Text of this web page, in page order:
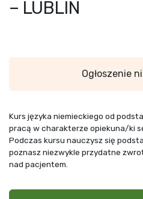
– LUBLIN
Ogłoszenie
Kurs języka niemieckiego od
pracą w charakterze opiekuna/ki
Podczas kursu nauczysz się
poznasz niezwykle przydatne
nad pacjentem.